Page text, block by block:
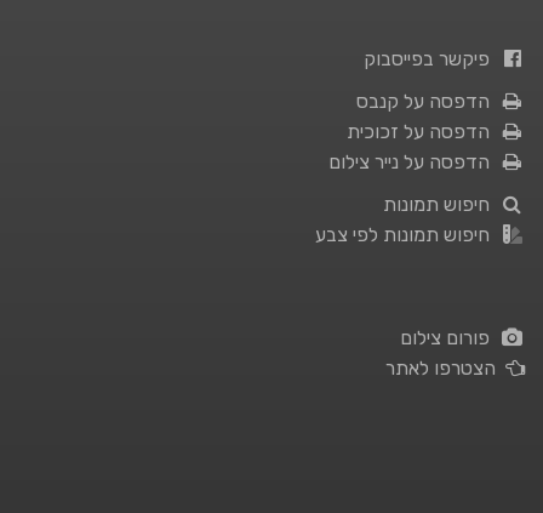
פיקשר בפייסבוק
הדפסה על קנבס
הדפסה על זכוכית
הדפסה על נייר צילום
חיפוש תמונות
חיפוש תמונות לפי צבע
פורום צילום
הצטרפו לאתר